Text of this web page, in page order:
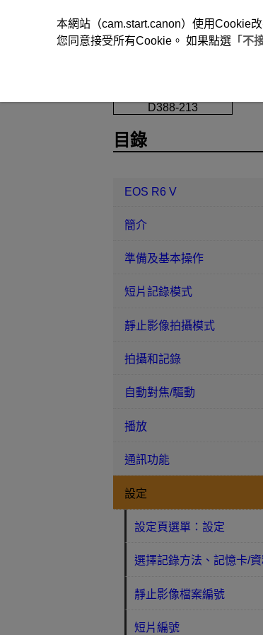
D388-213
目錄
EOS R6 V
簡介
準備及基本操作
短片記錄模式
靜止影像拍攝模式
拍攝和記錄
自動對焦/驅動
播放
通訊功能
設定
設定頁選單：設定
選擇記錄方法、記憶卡/
靜止影像檔案編號
短片編號
本網站（cam.start.canon）使用Cookie
您同意接受所有Cookie。 如果點選「 不